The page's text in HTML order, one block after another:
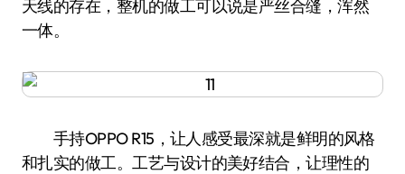
天线的存在，整机的做工可以说是严丝合缝，浑然
一体。
手持OPPO R15，让人感受最深就是鲜明的风格
和扎实的做工。工艺与设计的美好结合，让理性的